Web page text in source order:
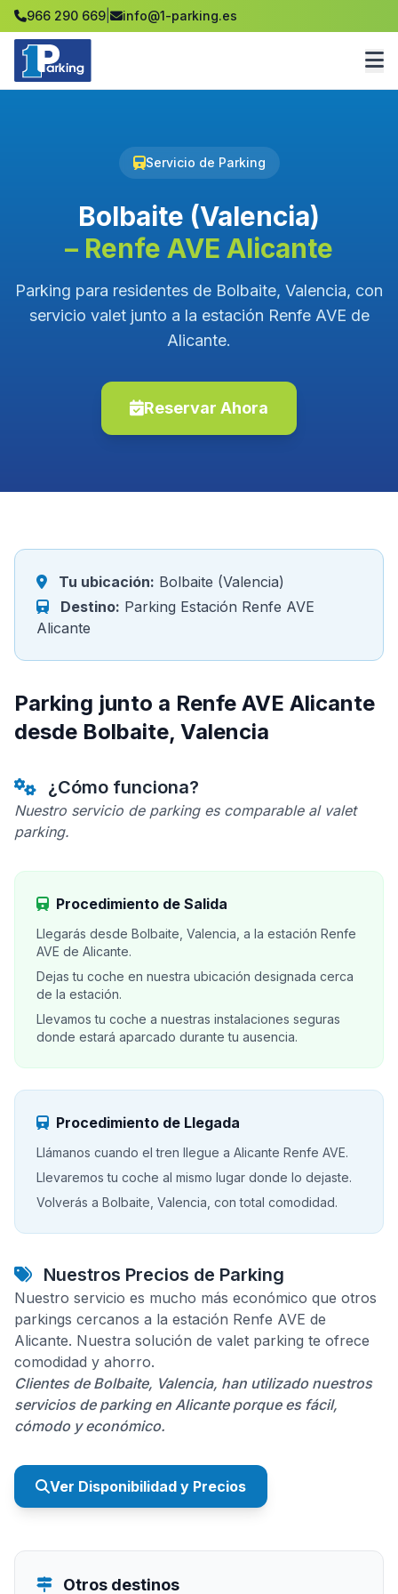
966 290 669 info@1-parking.es
Servicio de Parking
Bolbaite (Valencia)
– Renfe AVE Alicante
Parking para residentes de Bolbaite, Valencia, con
servicio valet junto a la estación Renfe AVE de
Alicante.
Reservar Ahora
Tu ubicación: Bolbaite (Valencia)
Destino: Parking Estación Renfe AVE
Alicante
Parking junto a Renfe AVE Alicante
desde Bolbaite, Valencia
¿Cómo funciona?
Nuestro servicio de parking es comparable al valet
parking.
Procedimiento de Salida
Llegarás desde Bolbaite, Valencia, a la estación Renfe
AVE de Alicante.
Dejas tu coche en nuestra ubicación designada cerca
de la estación.
Llevamos tu coche a nuestras instalaciones seguras
donde estará aparcado durante tu ausencia.
Procedimiento de Llegada
Llámanos cuando el tren llegue a Alicante Renfe AVE.
Llevaremos tu coche al mismo lugar donde lo dejaste.
Volverás a Bolbaite, Valencia, con total comodidad.
Nuestros Precios de Parking
Nuestro servicio es mucho más económico que otros
parkings cercanos a la estación Renfe AVE de
Alicante. Nuestra solución de valet parking te ofrece
comodidad y ahorro.
Clientes de Bolbaite, Valencia, han utilizado nuestros
servicios de parking en Alicante porque es fácil,
cómodo y económico.
Ver Disponibilidad y Precios
Otros destinos